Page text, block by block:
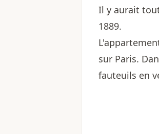
Il y aurait
1889.
sur Paris.
fauteuils en